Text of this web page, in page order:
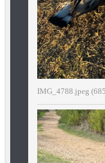
IMG_4788.jpeg